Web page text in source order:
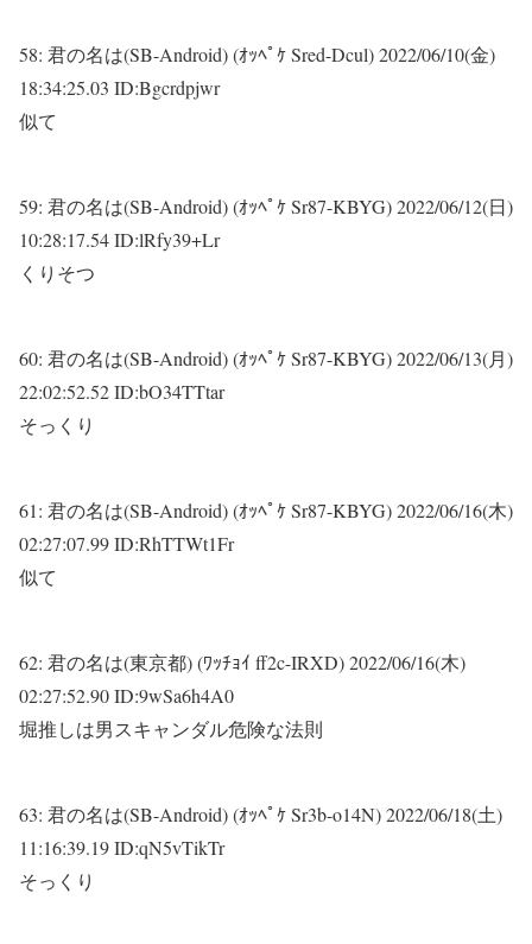
58: 君の名は(SB-Android) (ｵｯﾍﾟｹ Sred-Dcul)2022/06/10(金)
18:34:25.03 ID:Bgcrdpjwr
似て
59: 君の名は(SB-Android) (ｵｯﾍﾟｹ Sr87-KBYG)2022/06/12(日)
10:28:17.54 ID:lRfy39+Lr
くりそつ
60: 君の名は(SB-Android) (ｵｯﾍﾟｹ Sr87-KBYG)2022/06/13(月)
22:02:52.52 ID:bO34TTtar
そっくり
61: 君の名は(SB-Android) (ｵｯﾍﾟｹ Sr87-KBYG)2022/06/16(木)
02:27:07.99 ID:RhTTWt1Fr
似て
62: 君の名は(東京都) (ﾜｯﾁｮｲ ff2c-IRXD)2022/06/16(木)
02:27:52.90 ID:9wSa6h4A0
堀推しは男スキャンダル危険な法則
63: 君の名は(SB-Android) (ｵｯﾍﾟｹ Sr3b-o14N)2022/06/18(土)
11:16:39.19 ID:qN5vTikTr
そっくり